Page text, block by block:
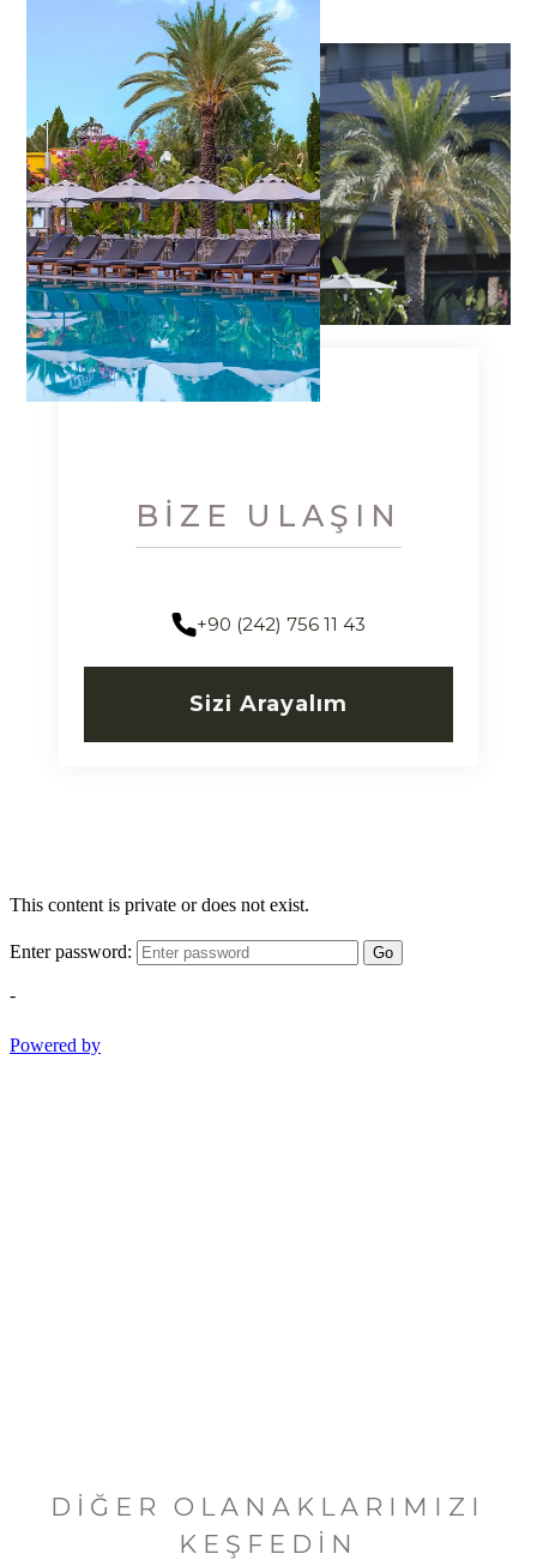
BIZE ULAŞIN
+90 (242) 756 11 43
Sizi Arayalım
DIĞER OLANAKLARIMIZI
KEŞFEDIN